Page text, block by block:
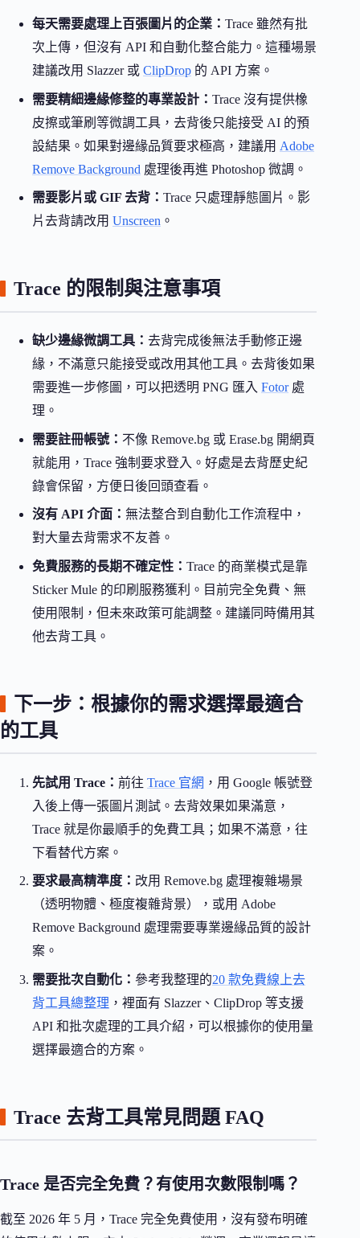
每天需要處理上百張圖片的企業： Trace 雖然有批
次上傳，但沒有 API 和自動化整合能力。這種場景
建議改用 Slazzer 或 ClipDrop 的 API 方案。
需要精細邊緣修整的專業設計： Trace 沒有提供橡
皮擦或筆刷等微調工具，去背後只能接受 AI 的預
設結果。如果對邊緣品質要求極高，建議用 Adobe
Remove Background 處理後再進 Photoshop 微調。
需要影片或 GIF 去背： Trace 只處理靜態圖片。影
片去背請改用 Unscreen 。
Trace 的限制與注意事項
缺少邊緣微調工具： 去背完成後無法手動修正邊
緣，不滿意只能接受或改用其他工具。去背後如果
需要進一步修圖，可以把透明 PNG 匯入 Fotor處
理。
需要註冊帳號： 不像 Remove.bg 或 Erase.bg 開網頁
就能用，Trace 強制要求登入。好處是去背歷史紀
錄會保留，方便日後回頭查看。
沒有 API 介面： 無法整合到自動化工作流程中，
對大量去背需求不友善。
免費服務的長期不確定性： Trace 的商業模式是靠
Sticker Mule 的印刷服務獲利。目前完全免費、無
使用限制，但未來政策可能調整。建議同時備用其
他去背工具。
下一步：根據你的需求選擇最適合
的工具
先試用 Trace： 前往 Trace 官網 ，用 Google 帳號登
入後上傳一張圖片測試。去背效果如果滿意，
Trace 就是你最順手的免費工具；如果不滿意，往
下看替代方案。
要求最高精準度： 改用 Remove.bg 處理複雜場景
（透明物體、極度複雜背景），或用 Adobe
Remove Background 處理需要專業邊緣品質的設計
案。
需要批次自動化： 參考我整理的20 款免費線上去
背工具總整理 ，裡面有 Slazzer、ClipDrop 等支援
API 和批次處理的工具介紹，可以根據你的使用量
選擇最適合的方案。
Trace 去背工具常見問題 FAQ
Trace 是否完全免費？有使用次數限制嗎？
截至 2026 年 5 月，Trace 完全免費使用，沒有發布明確